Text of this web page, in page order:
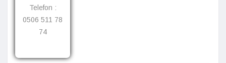
Telefon :
0506 511 78
74